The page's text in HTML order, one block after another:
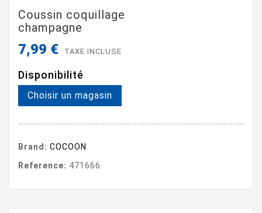
Coussin coquillage
champagne
7,99 € TAXE INCLUSE
Disponibilité
Choisir un magasin
Brand: COCOON
Reference: 471666